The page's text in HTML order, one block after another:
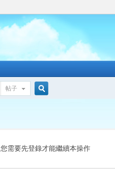
帖子
索
您需要先登錄才能繼續本操作